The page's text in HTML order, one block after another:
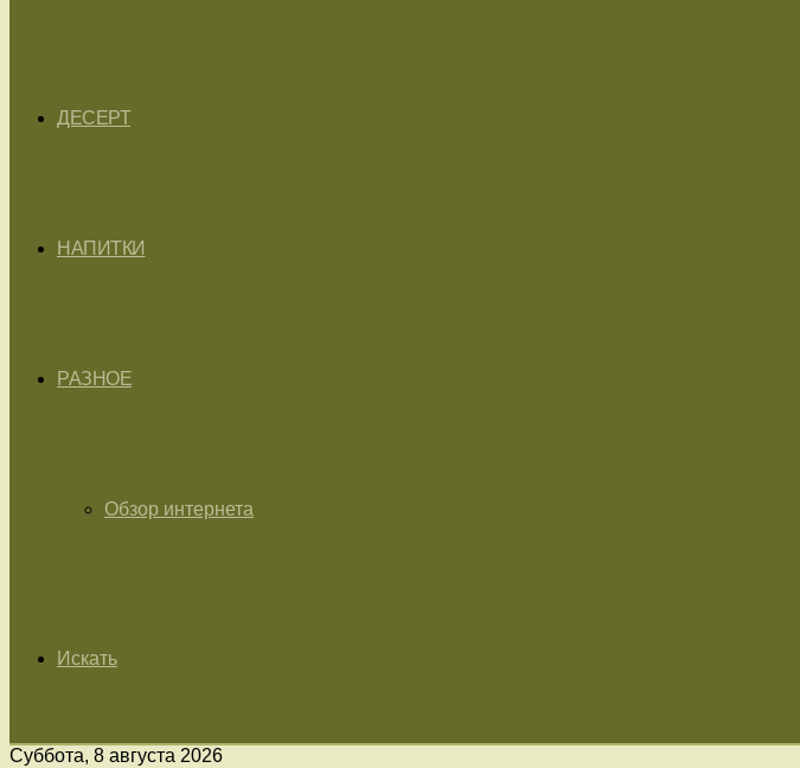
ДЕСЕРТ
НАПИТКИ
РАЗНОЕ
Обзор интернета
Искать
Суббота, 8 августа 2026